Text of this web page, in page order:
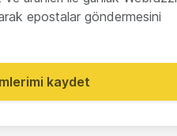
epostalar göndermesini
kaydet